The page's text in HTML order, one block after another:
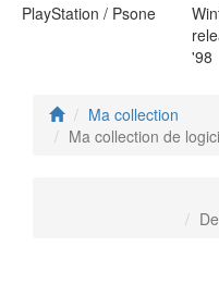
PlayStation / Psone
'98
Ma collection
Ma collection de